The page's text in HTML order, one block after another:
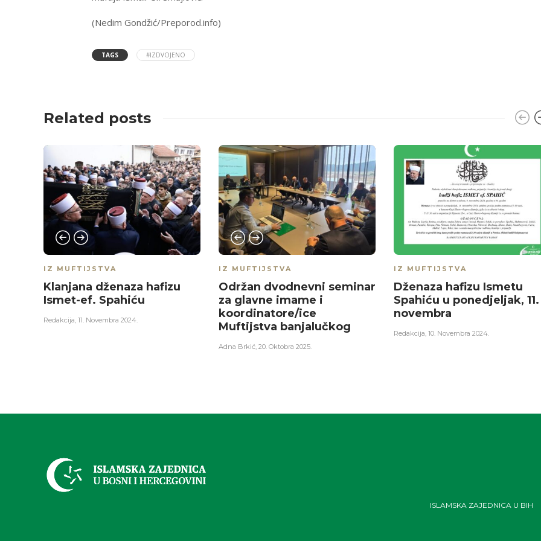
(Nedim Gondžić/Preporod.info)
TAGS #IZDVOJENO
Related posts
IZ MUFTIJSTVA
Klanjana dženaza hafizu
Ismet-ef. Spahiću
Redakcija, 11. Novembra 2024.
IZ MUFTIJSTVA
Održan dvodnevni seminar
za glavne imame i
koordinatore/ice
Muftijstva banjalučkog
Adna Brkić, 20. Oktobra 2025.
IZ MUFTIJSTVA
Dženaza hafizu Ismetu
Spahiću u ponedjeljak, 11.
novembra
Redakcija, 10. Novembra 2024.
ISLAMSKA ZAJEDNICA U BIH